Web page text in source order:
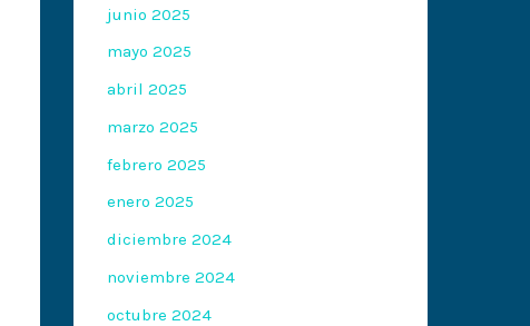
junio 2025
mayo 2025
abril 2025
marzo 2025
febrero 2025
enero 2025
diciembre 2024
noviembre 2024
octubre 2024